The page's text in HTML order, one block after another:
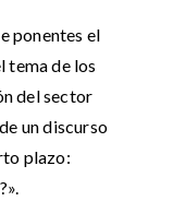
ponentes el
tema de los
del sector
un discurso
plazo: